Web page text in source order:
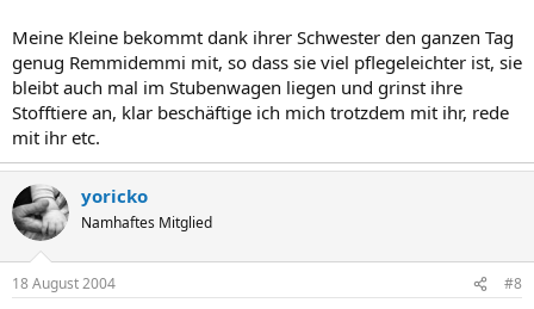
Meine Kleine bekommt dank ihrer Schwester den ganzen Tag
genug Remmidemmi mit, so dass sie viel pflegeleichter ist, sie
bleibt auch mal im Stubenwagen liegen und grinst ihre
Stofftiere an, klar beschäftige ich mich trotzdem mit ihr, rede
mit ihr etc.
yoricko
Namhaftes Mitglied
18 August 2004 #8